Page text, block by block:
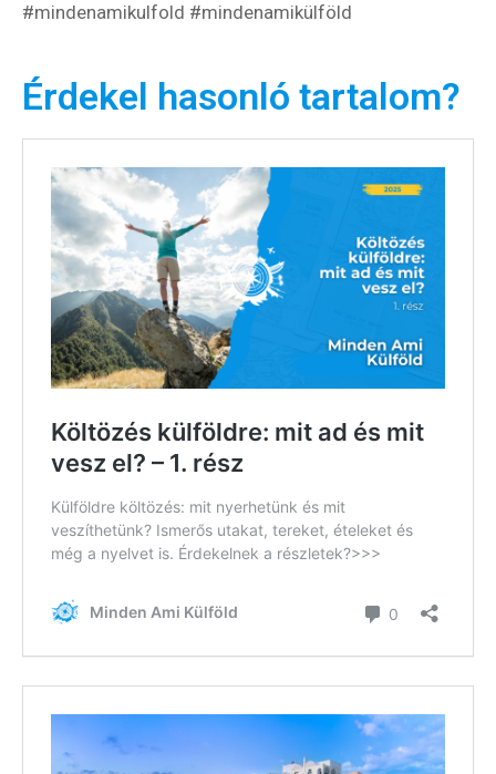
#mindenamikulfold #mindenamikülföld
Érdekel hasonló tartalom?